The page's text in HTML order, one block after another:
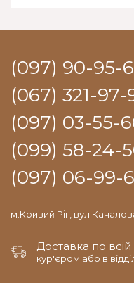
(097) 90-95-
(067) 321-97-
(097) 03-55-
(099) 58-24-
(097) 06-99-
м.Кривий Ріг,
Доставка по всій
кур'єром або в